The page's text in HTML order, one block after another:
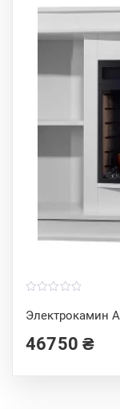
Электрокамин
o
u
o
f
46750₴